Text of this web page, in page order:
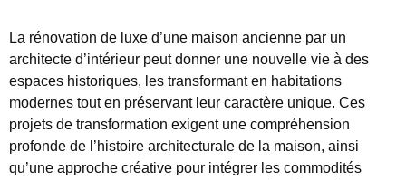
La rénovation de luxe d’une maison ancienne par un
architecte d’intérieur peut donner une nouvelle vie à des
espaces historiques, les transformant en habitations
modernes tout en préservant leur caractère unique. Ces
projets de transformation exigent une compréhension
profonde de l’histoire architecturale de la maison, ainsi
qu’une approche créative pour intégrer les commodités